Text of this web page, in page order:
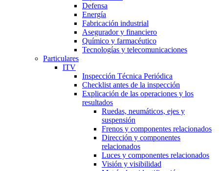
Defensa
Energía
Fabricación industrial
Asegurador y financiero
Químico y farmacéutico
Tecnologías y telecomunicaciones
Particulares
ITV
Inspección Técnica Periódica
Checklist antes de la inspección
Explicación de las operaciones y los
resultados
Ruedas, neumáticos, ejes y
suspensión
Frenos y componentes relacionados
Dirección y componentes
relacionados
Luces y componentes relacionados
Visión y visibilidad